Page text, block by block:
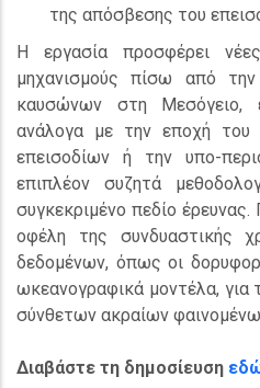
της απόσβεσης του
Η εργασία προσφέρει
μηχανισμούς πίσω από
καυσώνων στη Μεσόγειο,
ανάλογα με την εποχή του
επεισοδίων ή την υπο-
επιπλέον συζητά
συγκεκριμένο πεδίο
οφέλη της συνδυαστικής
δεδομένων, όπως οι
ωκεανογραφικά μοντέλα, για
σύνθετων ακραίων
Διαβάστε τη δημοσίευση